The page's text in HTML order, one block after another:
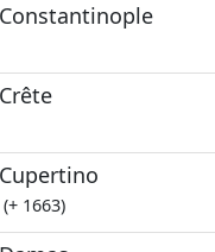
1663)